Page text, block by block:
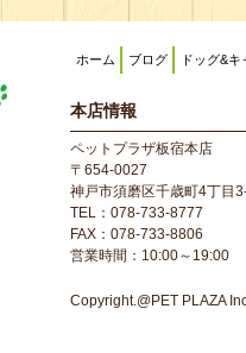
ホーム ブログ ドッグ&キ
本店情報
ペットプラザ板宿本店
〒654-0027
神戸市須磨区千歳町4丁目
TEL：078-733-8777
FAX：078-733-8806
営業時間：10:00～19:00
Copyright.@PET PLAZA